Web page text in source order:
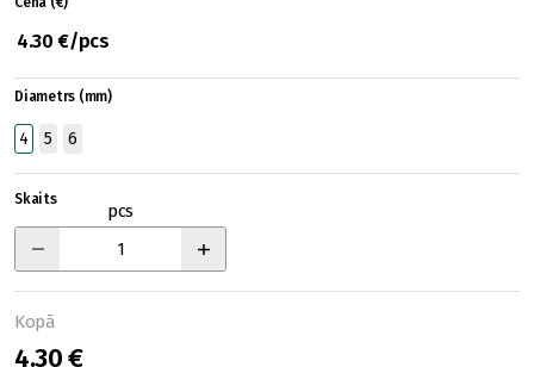
4.30 €/pcs
Diametrs (mm)
4 5 6
Skaits
pcs
Kopā
4.30 €